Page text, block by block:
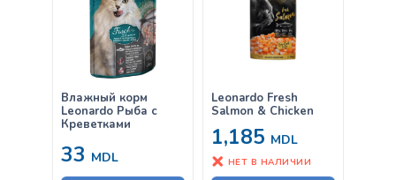
Влажный корм
Leonardo Рыба с
Креветками
33 MDL
Leonardo Fresh
Salmon & Chicken
1,185 MDL
НЕТ В НАЛИЧИИ